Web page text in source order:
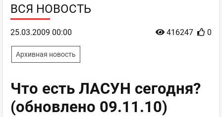
ВСЯ НОВОСТЬ
416247 0
25.03.2009 00:00
Архивная новость
Что есть ЛАСУН сегодня?
(обновлено 09.11.10)